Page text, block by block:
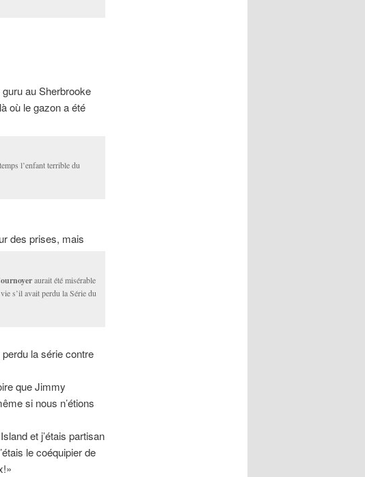
au Sherbrooke
où le gazon a été
l’enfant terrible du
des prises, mais
aurait été misérable
s’il avait perdu la Série du
la série contre
que Jimmy
si nous n’étions
et j’étais partisan
le coéquipier de